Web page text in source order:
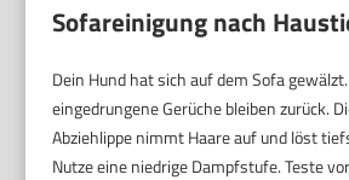
Sofareinigung nach
Dein Hund hat sich auf dem Sofa
eingedrungene Gerüche bleiben zurück.
Abziehlippe nimmt Haare auf und löst
Nutze eine niedrige Dampfstufe. Teste